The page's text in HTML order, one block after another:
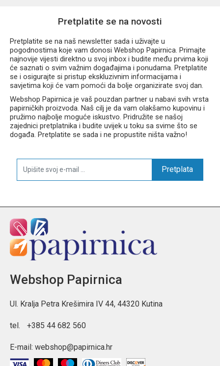
Pretplatite se na novosti
Pretplatite se na naš newsletter sada i uživajte u
pogodnostima koje vam donosi Webshop Papirnica. Primajte
najnovije vijesti direktno u svoj inbox i budite među prvima koji
će saznati o svim važnim događajima i ponudama. Pretplatite
se i osigurajte si pristup ekskluzivnim informacijama i
savjetima koji će vam pomoći da bolje organizirate svoj dan.
Webshop Papirnica je vaš pouzdan partner u nabavi svih vrsta
papirničkih proizvoda. Naš cilj je da vam olakšamo kupovinu i
pružimo najbolje moguće iskustvo. Pridružite se našoj
zajednici pretplatnika i budite uvijek u toku sa svime što se
događa. Pretplatite se sada i ne propustite ništa važno!
Pretplata
Webshop Papirnica
Ul. Kralja Petra Krešimira IV 44, 44320 Kutina
tel. +385 44 682 560
E-mail: webshop@papirnica.hr